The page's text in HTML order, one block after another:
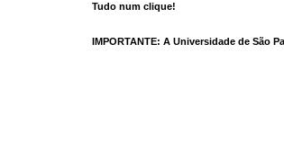
Tudo num clique!
IMPORTANTE: A Universidade de São